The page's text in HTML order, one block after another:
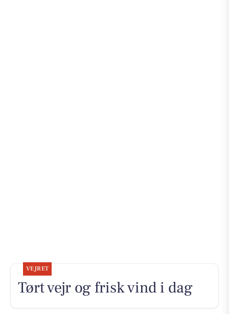
VEJRET
Tørt vejr og frisk vind i dag